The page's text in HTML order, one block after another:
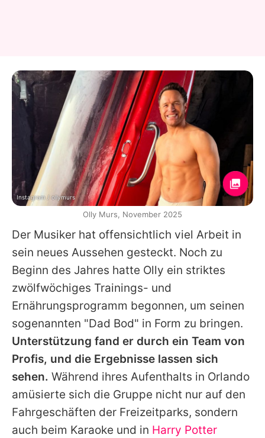
Der Musiker hat offensichtlich viel Arbeit in
sein neues Aussehen gesteckt. Noch zu
Beginn des Jahres hatte Olly ein striktes
zwölfwöchiges Trainings- und
Ernährungsprogramm begonnen, um seinen
sogenannten "Dad Bod" in Form zu bringen.
Unterstützung fand er durch ein Team von
Profis, und die Ergebnisse lassen sich
sehen. Während ihres Aufenthalts in Orlando
amüsierte sich die Gruppe nicht nur auf den
Fahrgeschäften der Freizeitparks, sondern
auch beim Karaoke und in Harry Potter
Instagram / ollymurs
Olly Murs, November 2025